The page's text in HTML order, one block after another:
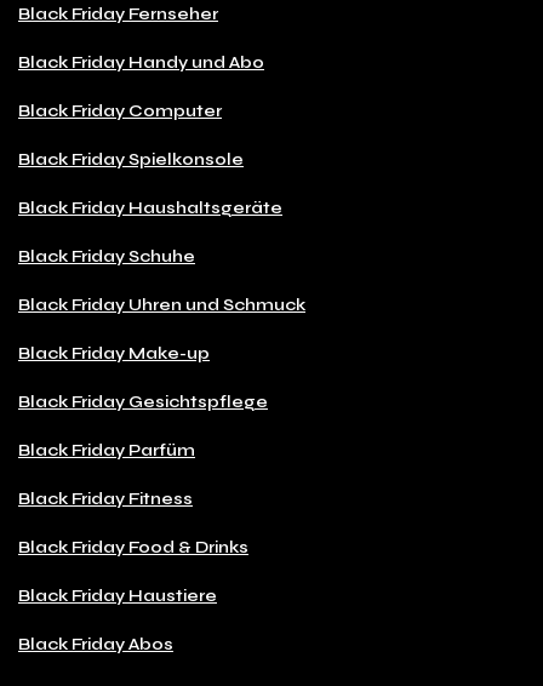
Black Friday Fernseher
Black Friday Handy und Abo
Black Friday Computer
Black Friday Spielkonsole
Black Friday Haushaltsgeräte
Black Friday Schuhe
Black Friday Uhren und Schmuck
Black Friday Make-up
Black Friday Gesichtspflege
Black Friday Parfüm
Black Friday Fitness
Black Friday Food & Drinks
Black Friday Haustiere
Black Friday Abos